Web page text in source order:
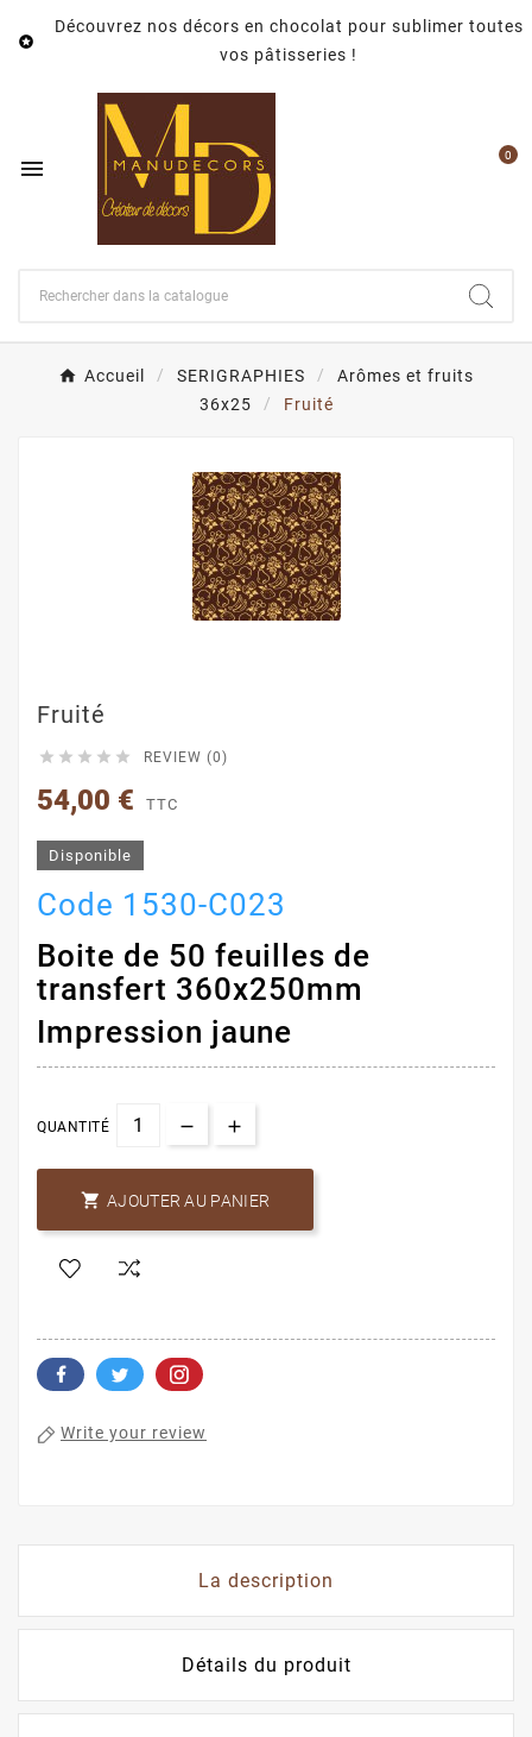

Découvrez nos décors en chocolat pour sublimer toutes
vos pâtisseries !
 0
Accueil SERIGRAPHIES
Arômes et fruits
36x25
Fruité
Fruité
     REVIEW (0)
54,00 € TTC
Disponible
Code 1530-C023
Boite de 50 feuilles de
transfert 360x250mm
Impression jaune
QUANTITÉ
 AJOUTER AU PANIER
Write your review
La description
Détails du produit